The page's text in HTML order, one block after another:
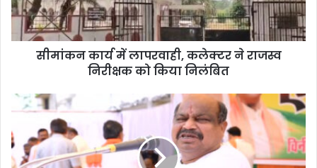
सीमांकन कार्य में लापरवाही, कलेक्टर ने राजस्व
निरीक्षक को किया निलंबित